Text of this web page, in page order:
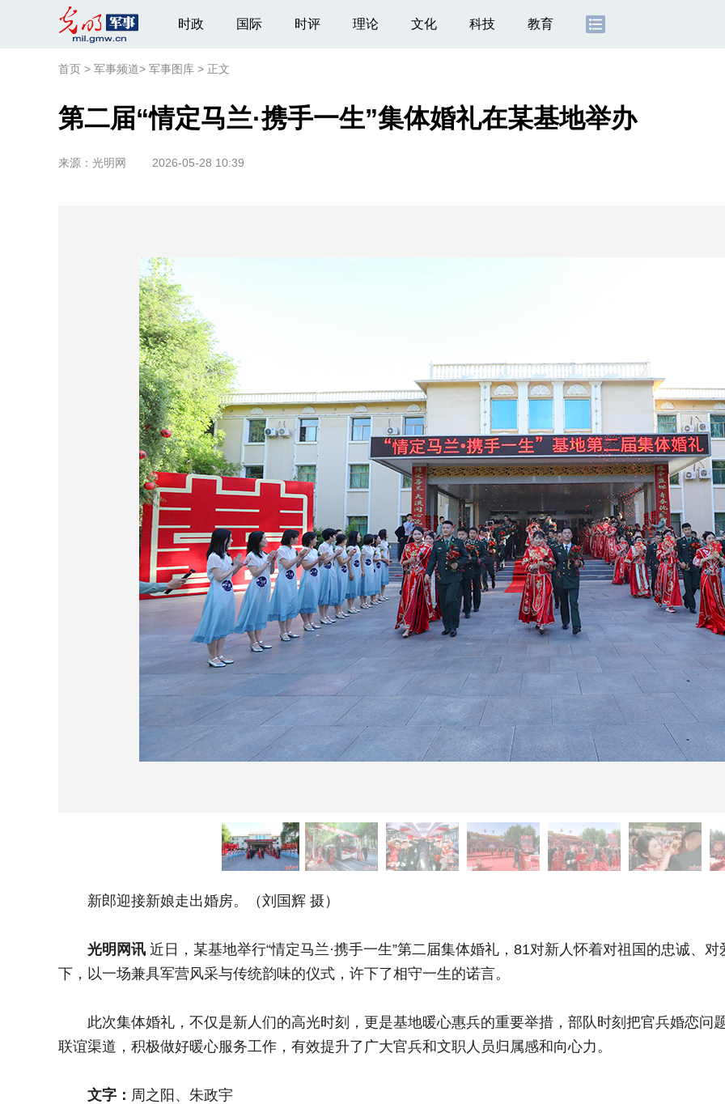
时政 国际 时评 理论 文化 科技 教育
首页 > 军事频道> 军事图库 > 正文
第二届“情定马兰·携手一生”集体婚礼在某基地举办
来源： 光明网 2026-05-28 10:39
新郎迎接新娘走出婚房。（刘国辉 摄）
光明网讯 近日，某基地举行“情定马兰·携手一生”第二届集体婚礼，81对新人怀着对祖国的忠诚、
下，以一场兼具军营风采与传统韵味的仪式，许下了相守一生的诺言。
此次集体婚礼，不仅是新人们的高光时刻，更是基地暖心惠兵的重要举措，部队时刻把官兵婚恋问
联谊渠道，积极做好暖心服务工作，有效提升了广大官兵和文职人员归属感和向心力。
文字： 周之阳、朱政宇